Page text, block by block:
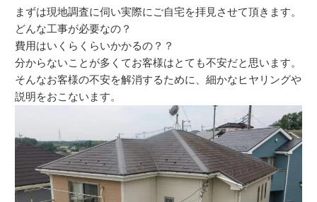
まずは現地調査に伺い実際にご自宅を拝見させて頂きます。
どんな工事が必要なの？
費用はいくらくらいかかるの？？
分からないことが多くてお客様はとても不安だと思います。
そんなお客様の不安を解消するために、細かなヒヤリングや
説明をおこないます。